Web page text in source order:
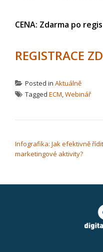
CENA: Zdarma po
REGISTRACE
Posted in Aktuálně
Tagged ECM Webinář
Infografika: Jak efektivně řídit
marketingové aktivity?